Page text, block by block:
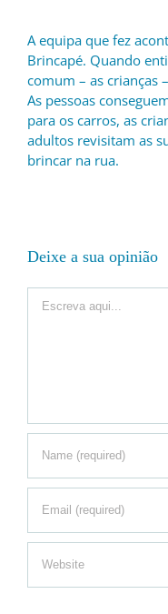
A equipa que fez
Brincapé. Quando
comum – as crianças
As pessoas
para os carros, as
adultos revisitam as
brincar na rua.
Deixe a sua opinião